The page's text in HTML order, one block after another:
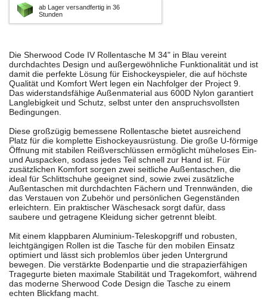
ab Lager versandfertig in 36
Stunden
Die Sherwood Code IV Rollentasche M 34" in Blau vereint
durchdachtes Design und außergewöhnliche Funktionalität und ist
damit die perfekte Lösung für Eishockeyspieler, die auf höchste
Qualität und Komfort Wert legen ein Nachfolger der Project 9.
Das widerstandsfähige Außenmaterial aus 600D Nylon garantiert
Langlebigkeit und Schutz, selbst unter den anspruchsvollsten
Bedingungen.
Diese großzügig bemessene Rollentasche bietet ausreichend
Platz für die komplette Eishockeyausrüstung. Die große U-förmige
Öffnung mit stabilen Reißverschlüssen ermöglicht müheloses Ein-
und Auspacken, sodass jedes Teil schnell zur Hand ist. Für
zusätzlichen Komfort sorgen zwei seitliche Außentaschen, die
ideal für Schlittschuhe geeignet sind, sowie zwei zusätzliche
Außentaschen mit durchdachten Fächern und Trennwänden, die
das Verstauen von Zubehör und persönlichen Gegenständen
erleichtern. Ein praktischer Wäschesack sorgt dafür, dass
saubere und getragene Kleidung sicher getrennt bleibt.
Mit einem klappbaren Aluminium-Teleskopgriff und robusten,
leichtgängigen Rollen ist die Tasche für den mobilen Einsatz
optimiert und lässt sich problemlos über jeden Untergrund
bewegen. Die verstärkte Bodenpartie und die strapazierfähigen
Tragegurte bieten maximale Stabilität und Tragekomfort, während
das moderne Sherwood Code Design die Tasche zu einem
echten Blickfang macht.